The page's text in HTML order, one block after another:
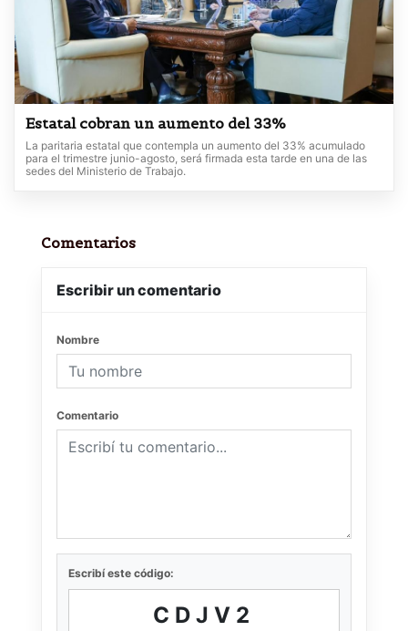
Estatal cobran un aumento del 33%
La paritaria estatal que contempla un aumento del 33% acumulado
para el trimestre junio-agosto, será firmada esta tarde en una de las
sedes del Ministerio de Trabajo.
Comentarios
Escribir un comentario
Nombre
Comentario
Escribí este código:
CDJV2